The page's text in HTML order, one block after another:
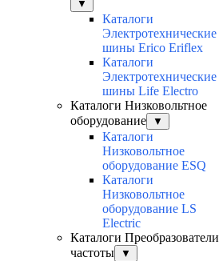
▼
Каталоги
Электротехнические
шины Erico Eriflex
Каталоги
Электротехнические
шины Life Electro
Каталоги Низковольтное
оборудование
▼
Каталоги
Низковольтное
оборудование ESQ
Каталоги
Низковольтное
оборудование LS
Electric
Каталоги Преобразователи
частоты
▼